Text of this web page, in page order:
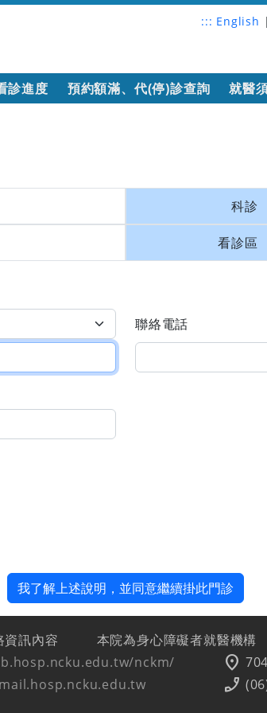
::: English |
診進度 預約額滿、代(停)診查詢 就醫
科診
看診區
聯絡電話
我了解上述說明，並同意繼續掛此門診
資訊內容
本院為身心障礙者就醫機構
nckm/
location_on
phone_enabled